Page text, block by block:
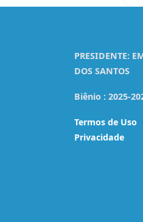
PRESIDENTE:
DOS SANTOS
Biênio : 2025-
Termos de Uso
Privacidade